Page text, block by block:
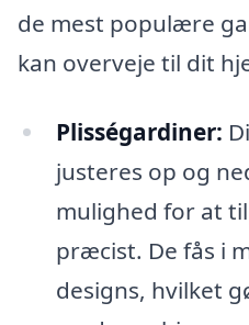
de mest populære
kan overveje til dit
Plisségardiner:
justeres op og
mulighed for at
præcist. De fås i
designs, hvilket